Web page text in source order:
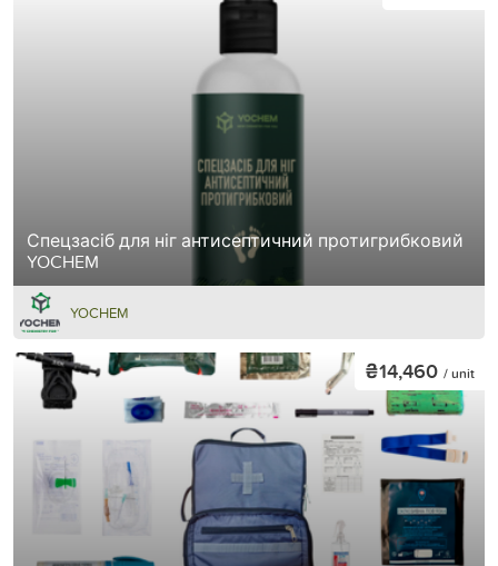
Спецзасіб для ніг антисептичний протигрибковий
YOCHEM
YOCHEM
₴14,460 / unit